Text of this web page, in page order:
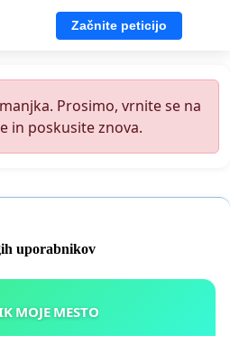
Začnite peticijo
Prosimo, vrnite se na
in poskusite znova.
uporabnikov
KAMNIK MOJE MESTO